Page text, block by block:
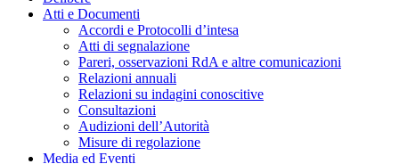
Atti e Documenti
Accordi e Protocolli d’intesa
Atti di segnalazione
Pareri, osservazioni RdA e altre comunicazioni
Relazioni annuali
Relazioni su indagini conoscitive
Consultazioni
Audizioni dell’Autorità
Misure di regolazione
Media ed Eventi